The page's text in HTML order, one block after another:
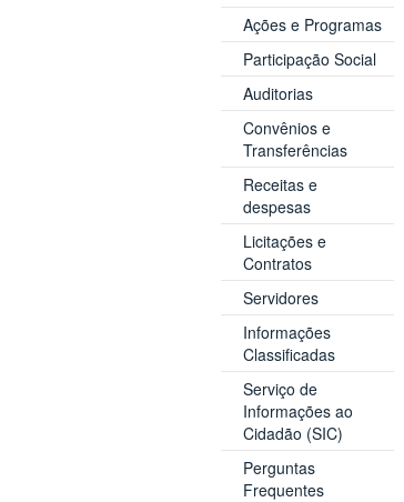
Ações e Programas
Participação Social
Auditorias
Convênios e
Transferências
Receitas e
despesas
Licitações e
Contratos
Servidores
Informações
Classificadas
Serviço de
Informações ao
Cidadão (SIC)
Perguntas
Frequentes